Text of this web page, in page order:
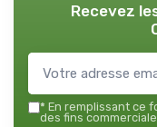
Recevez
* En remplissant ce
des fins